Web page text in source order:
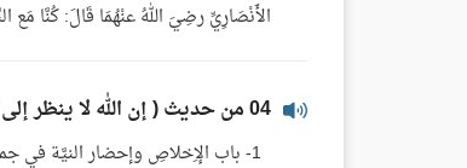
الأَنْصَارِيِّ رضِيَ اللهُ عنْهُمَا قَالَ: كُنَّا
04 من حديث ( إن الله لا ينظر إلى أجسامكم، ولا إِلى صوركم..)